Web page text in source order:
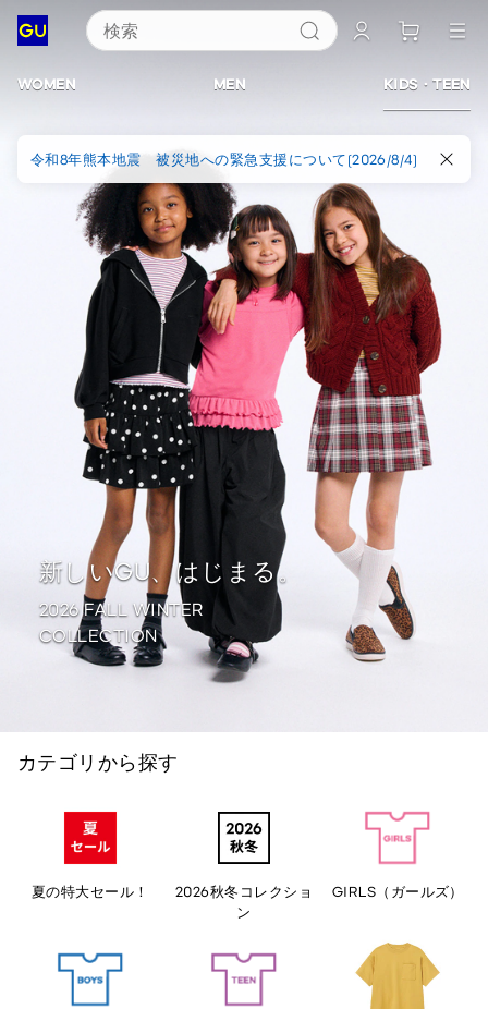
ジ
ー
ユ
検索
WOMEN MEN KIDS・TEEN
令和8年熊本地震 被災地への緊急支援について(2026/8/4)
新しいGU、はじまる。
2026 FALL WINTER
COLLECTION
カテゴリから探す
夏の特大セール！
2026秋冬コレクショ
ン
GIRLS（ガールズ）